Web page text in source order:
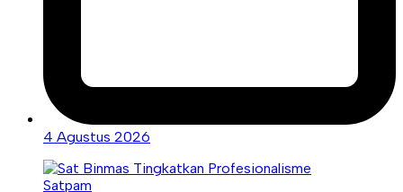
4 Agustus 2026